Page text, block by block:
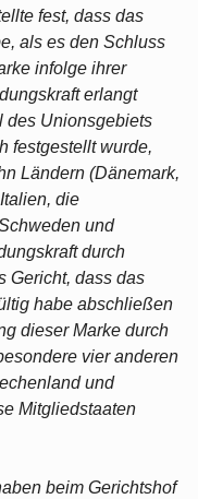
fest, dass das
als es den Schluss
infolge ihrer
erlangt
des Unionsgebiets
festgestellt wurde,
Ländern (Dänemark,
die
und
durch
Gericht, dass das
habe abschließen
dieser Marke durch
vier anderen
und
Mitgliedstaaten
beim Gerichtshof